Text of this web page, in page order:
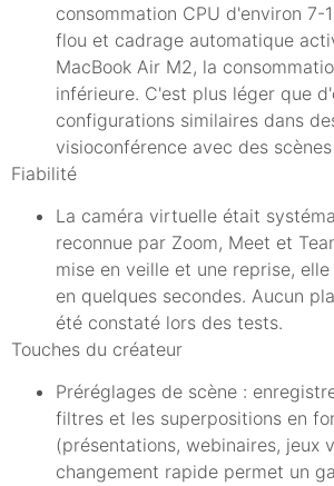
consommation CPU d'environ 7-
flou et cadrage automatique
MacBook Air M2, la
inférieure. C'est plus léger que
configurations similaires dans
visioconférence avec des scènes
Fiabilité
La caméra virtuelle était
reconnue par Zoom, Meet et
mise en veille et une reprise,
en quelques secondes. Aucun
été constaté lors des tests.
Touches du créateur
Préréglages de scène :
filtres et les superpositions en
(présentations, webinaires, jeux
changement rapide permet un